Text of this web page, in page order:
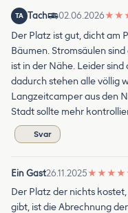
TA Tach 02.06.2026★ ★
Der Platz ist gut, dicht am
Bäumen. Stromsäulen
ist in der Nähe. Leider
dadurch stehen alle völlig
Langzeitcamper aus den
Stadt sollte mehr
Svar
Ein Gast26.11.2025★ ★ ★ ★
Der Platz der nichts
gibt, ist die Abrechnung